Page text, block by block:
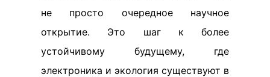
не просто очередное научное
открытие. Это шаг к более
устойчивому будущему, где
электроника и экология существуют в